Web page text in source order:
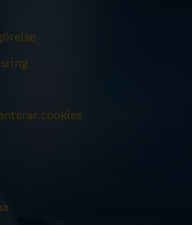
cookies